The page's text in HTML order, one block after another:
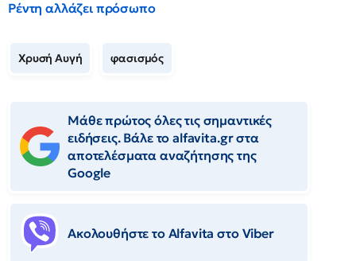
Ρέντη αλλάζει πρόσωπο
Χρυσή Αυγή φασισμός
Μάθε πρώτος όλες τις σημαντικές
ειδήσεις. Βάλε το alfavita.gr στα
αποτελέσματα αναζήτησης της
Google
Ακολουθήστε το Αlfavita στο Viber